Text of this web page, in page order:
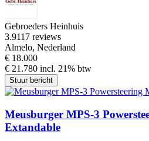
Gebroeders Heinhuis
3.9117 reviews
Almelo, Nederland
€ 18.000
€ 21.780 incl. 21% btw
Stuur bericht
Meusburger MPS-3
Extandable